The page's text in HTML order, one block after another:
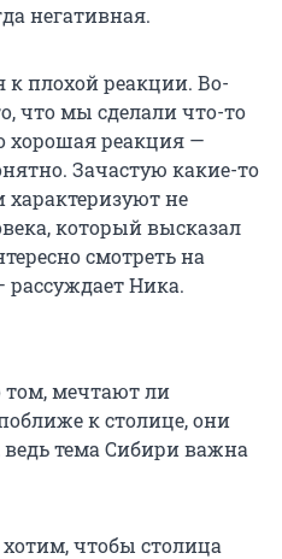
негативная.
плохой реакции. Во-
что мы сделали что-то
хорошая реакция —
Зачастую какие-то
не
который высказал
смотреть на
Ника.
том, мечтают ли
к столице, они
ведь тема Сибири важна
чтобы столица